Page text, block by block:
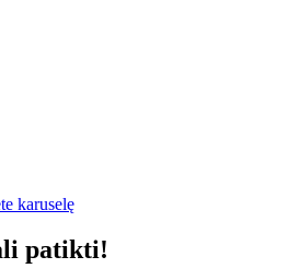
karuselę
patikti!